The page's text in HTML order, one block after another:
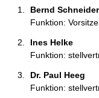
Bernd Schneider
Funktion:
Ines Helke
Funktion:
Dr. Paul Heeg
Funktion: